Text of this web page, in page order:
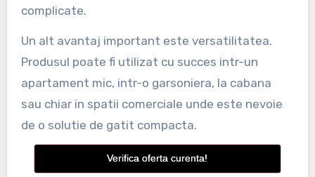
complicate.
Un alt avantaj important este versatilitatea.
Produsul poate fi utilizat cu succes intr-un
apartament mic, intr-o garsoniera, la cabana
sau chiar in spatii comerciale unde este nevoie
de o solutie de gatit compacta.
Verifica oferta curenta!